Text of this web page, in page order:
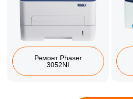
Ремонт Phaser
3052NI